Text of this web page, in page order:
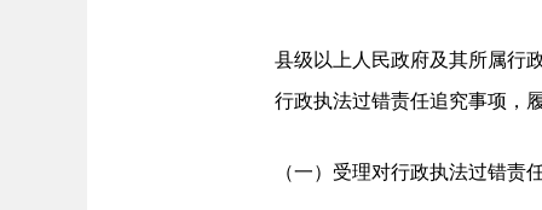
县级以上人民政府及其所属行
行政执法过错责任追究事项，
（一）受理对行政执法过错